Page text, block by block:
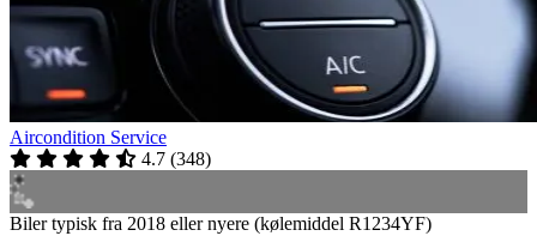
Aircondition Service
4.7 (348)
Biler typisk fra 2018 eller nyere (kølemiddel R1234YF)